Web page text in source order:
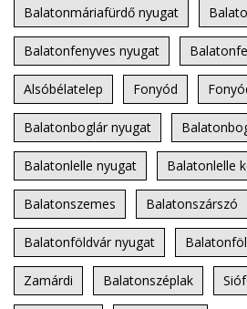
Balatonmáriafürdő nyugat
Balatonfenyves nyugat
Alsóbélatelep Fonyód
Balatonboglár nyugat
Balatonlelle nyugat Balatonlelle
Balatonszemes Balatonszárszó
Balatonföldvár nyugat
Zamárdi Balatonszéplak